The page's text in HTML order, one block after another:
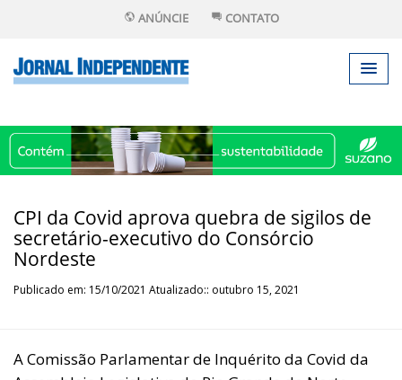
ANÚNCIE CONTATO
CPI da Covid aprova quebra de sigilos de
secretário-executivo do Consórcio
Nordeste
Publicado em: 15/10/2021 Atualizado:: outubro 15, 2021
A Comissão Parlamentar de Inquérito da Covid da